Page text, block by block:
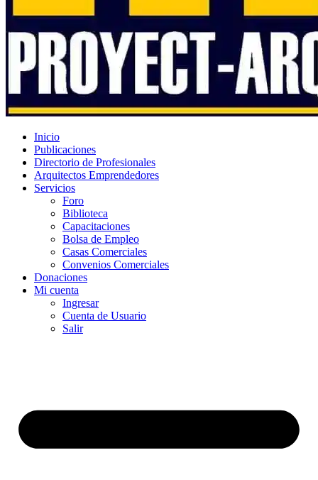
Inicio
Publicaciones
Directorio de Profesionales
Arquitectos Emprendedores
Servicios
Foro
Biblioteca
Capacitaciones
Bolsa de Empleo
Casas Comerciales
Convenios Comerciales
Donaciones
Mi cuenta
Ingresar
Cuenta de Usuario
Salir